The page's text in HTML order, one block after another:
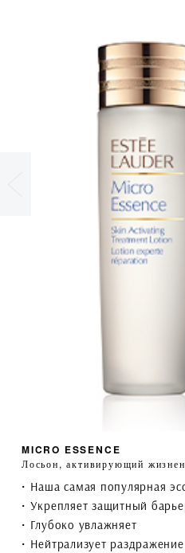
MICRO ESSENCE
Лосьон, активирующий
• Наша самая популярная
• Укрепляет защитный
• Глубоко увлажняет
• Нейтрализует раздражение